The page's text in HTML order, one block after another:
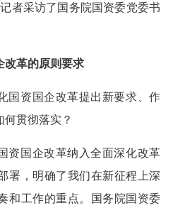
者采访了国务院国资委党委书
改革的原则要求
国资国企改革提出新要求、作
贯彻落实？
资国企改革纳入全面深化改革
署，明确了我们在新征程上深
和工作的重点。国务院国资委